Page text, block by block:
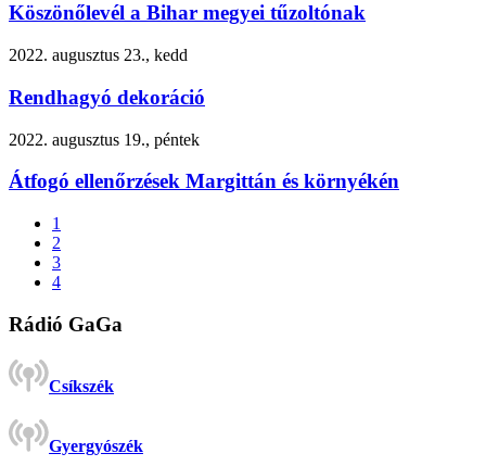
Köszönőlevél a Bihar megyei tűzoltónak
2022. augusztus 23., kedd
Rendhagyó dekoráció
2022. augusztus 19., péntek
Átfogó ellenőrzések Margittán és környékén
1
2
3
4
Rádió GaGa
Csíkszék
Gyergyószék